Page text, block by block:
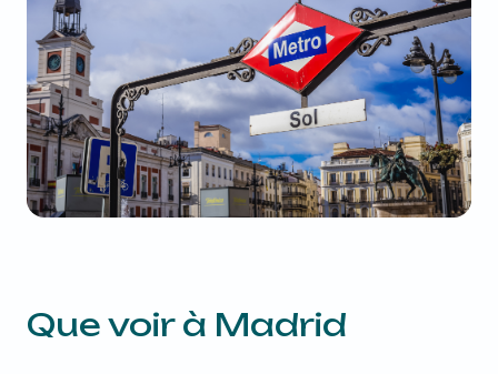
Que voir à Madrid